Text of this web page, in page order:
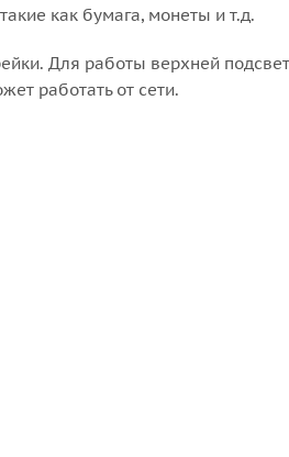
как бумага, монеты и т.д.
Для работы верхней
работать от сети.